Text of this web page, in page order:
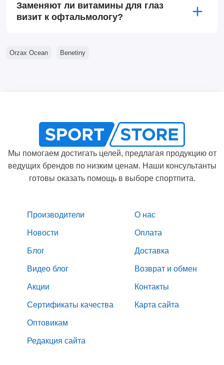
Заменяют ли витамины для глаз
визит к офтальмологу?
Orzax Ocean Benetiny
Мы помогаем достигать целей, предлагая продукцию от
ведущих брендов по низким ценам. Наши консультанты
готовы оказать помощь в выборе спортпита.
Производители
Новости
Блог
Видео блог
Акции
Сертификаты качества
Оптовикам
Редакция сайта
О нас
Оплата
Доставка
Возврат и обмен
Контакты
Карта сайта